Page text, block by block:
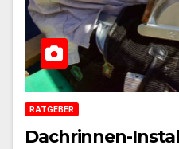
RATGEBER
Dachrinnen-